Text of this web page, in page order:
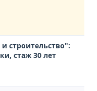
строительство":
стаж 30 лет